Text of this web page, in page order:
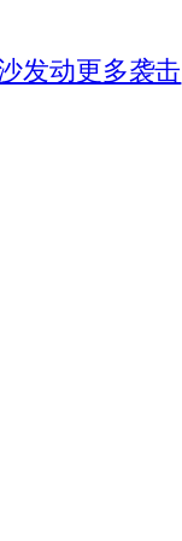
发动更多袭击